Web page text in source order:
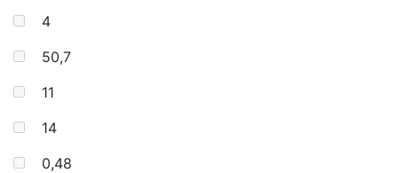
4
50,7
11
14
0,48